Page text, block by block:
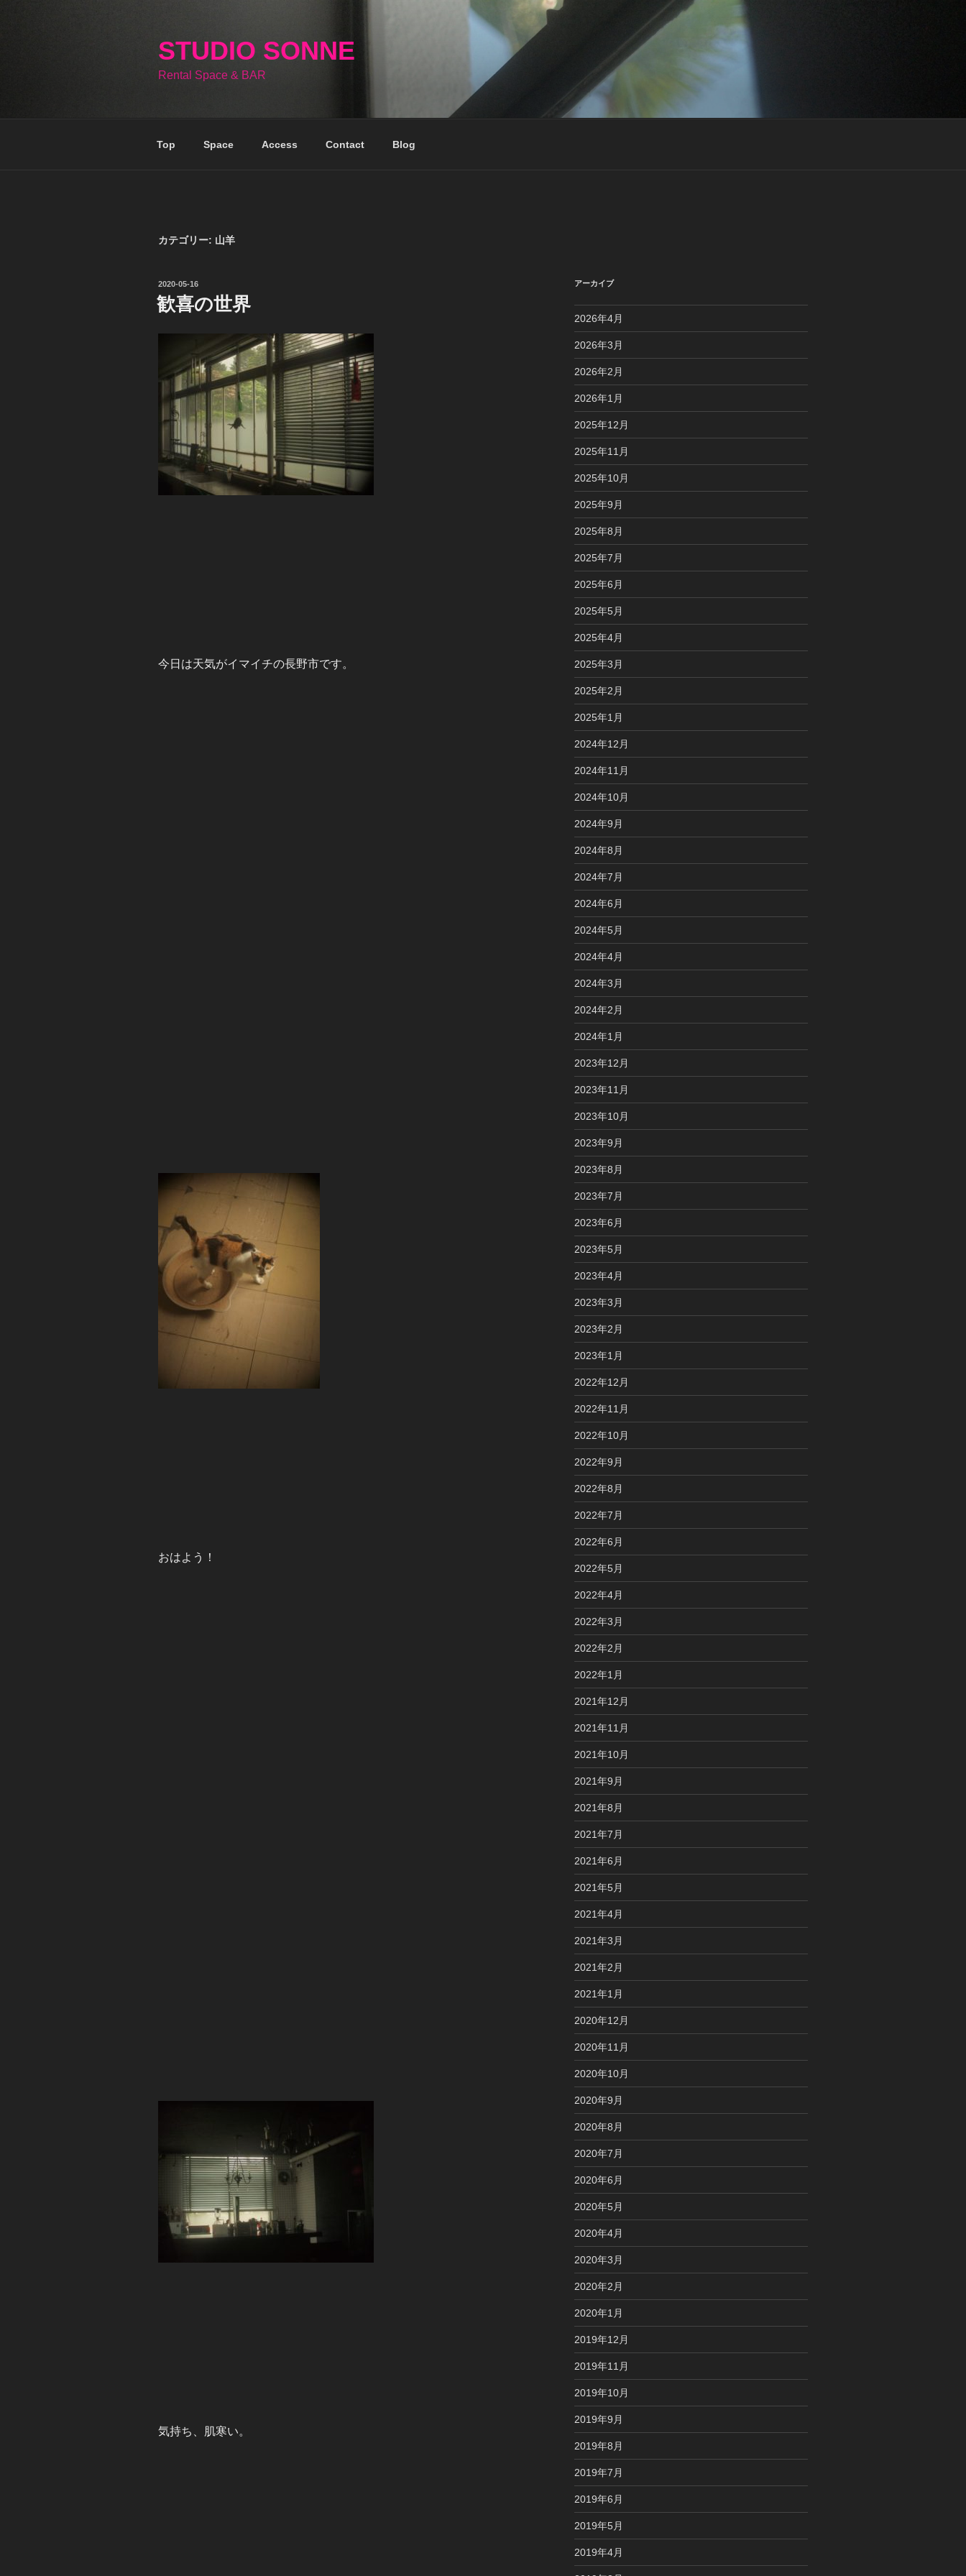
STUDIO SONNE
Rental Space & BAR
Top Space Access Contact Blog
カテゴリー: 山羊
投
稿
日:
2020-05-16
歓喜の世界
今日は天気がイマイチの長野市です。
おはよう！
気持ち、肌寒い。
アーカイブ
2026年4月
2026年3月
2026年2月
2026年1月
2025年12月
2025年11月
2025年10月
2025年9月
2025年8月
2025年7月
2025年6月
2025年5月
2025年4月
2025年3月
2025年2月
2025年1月
2024年12月
2024年11月
2024年10月
2024年9月
2024年8月
2024年7月
2024年6月
2024年5月
2024年4月
2024年3月
2024年2月
2024年1月
2023年12月
2023年11月
2023年10月
2023年9月
2023年8月
2023年7月
2023年6月
2023年5月
2023年4月
2023年3月
2023年2月
2023年1月
2022年12月
2022年11月
2022年10月
2022年9月
2022年8月
2022年7月
2022年6月
2022年5月
2022年4月
2022年3月
2022年2月
2022年1月
2021年12月
2021年11月
2021年10月
2021年9月
2021年8月
2021年7月
2021年6月
2021年5月
2021年4月
2021年3月
2021年2月
2021年1月
2020年12月
2020年11月
2020年10月
2020年9月
2020年8月
2020年7月
2020年6月
2020年5月
2020年4月
2020年3月
2020年2月
2020年1月
2019年12月
2019年11月
2019年10月
2019年9月
2019年8月
2019年7月
2019年6月
2019年5月
2019年4月